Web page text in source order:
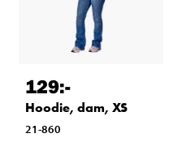
129:-
Hoodie, dam, XS
21-860